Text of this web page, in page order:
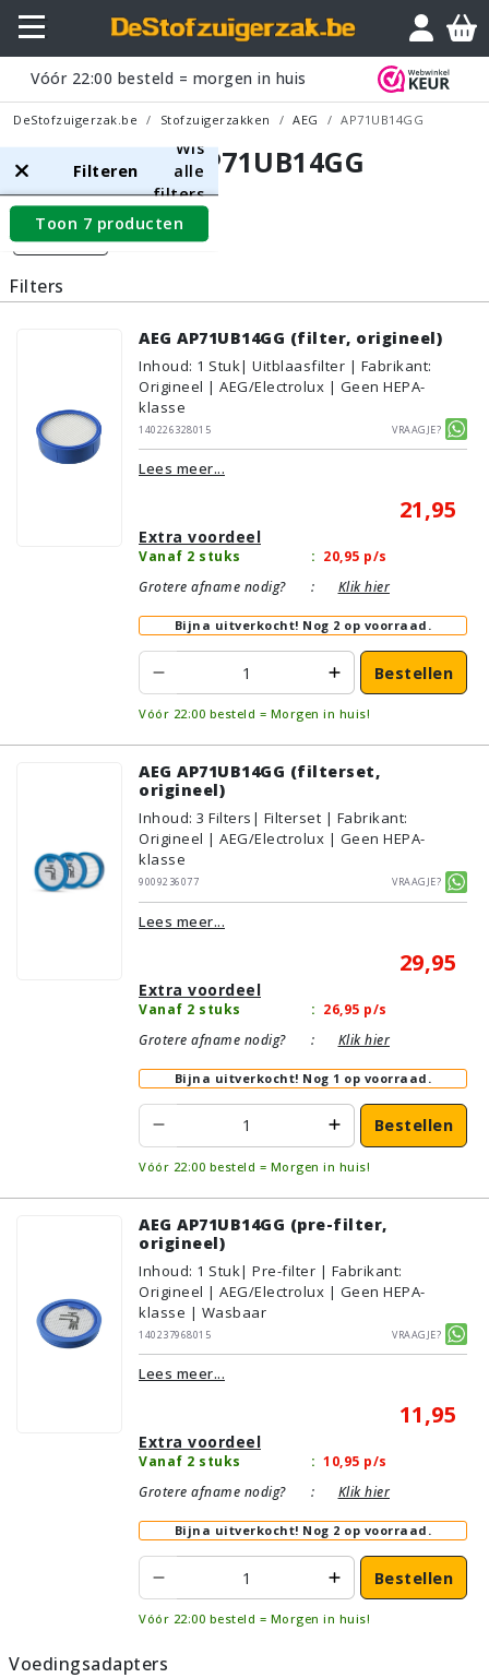
Vóór 22:00 besteld = morgen in huis
DeStofzuigerzak.be Stofzuigerzakken AEG AP71UB14GG
AEG AP71UB14GG
Filters
Filteren
Wis
alle
filters
Toon 7 producten
Filters
AEG AP71UB14GG (filter, origineel)
Inhoud: 1 Stuk| Uitblaasfilter | Fabrikant:
Origineel | AEG/Electrolux | Geen HEPA-
klasse
140226328015
Vraagje?
Lees meer...
21,95
Extra voordeel
Vanaf 2 stuks : 20,95 p/s
Grotere afname nodig?
: Klik hier
Bijna uitverkocht! Nog 2 op voorraad.
Bestellen
Vóór 22:00 besteld = Morgen in huis!
AEG AP71UB14GG (filterset,
origineel)
Inhoud: 3 Filters | Filterset | Fabrikant:
Origineel | AEG/Electrolux | Geen HEPA-
klasse
9009236077
Vraagje?
Lees meer...
29,95
Extra voordeel
Vanaf 2 stuks : 26,95 p/s
Grotere afname nodig?
: Klik hier
Bijna uitverkocht! Nog 1 op voorraad.
Bestellen
Vóór 22:00 besteld = Morgen in huis!
AEG AP71UB14GG (pre-filter,
origineel)
Inhoud: 1 Stuk| Pre-filter | Fabrikant:
Origineel | AEG/Electrolux | Geen HEPA-
klasse | Wasbaar
140237968015
Vraagje?
Lees meer...
11,95
Extra voordeel
Vanaf 2 stuks : 10,95 p/s
Grotere afname nodig?
: Klik hier
Bijna uitverkocht! Nog 2 op voorraad.
Bestellen
Vóór 22:00 besteld = Morgen in huis!
Voedingsadapters